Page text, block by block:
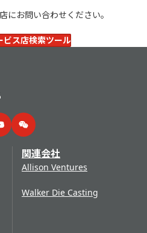
にお問い合わせください。
ビス店検索ツール
WeChat
関連会社
Allison Ventures
Walker Die Casting